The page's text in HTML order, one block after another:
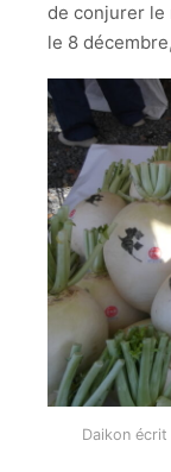
de conjurer le
le 8
Daikon